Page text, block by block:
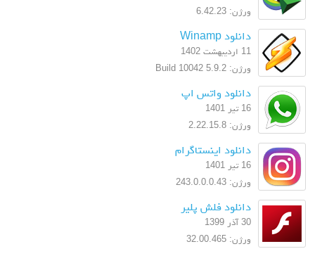
ورژن: 6.42.23
دانلود Winamp
11 اردیبهشت 1402
ورژن: 5.9.2 Build 10042
دانلود واتس اپ
16 تیر 1401
ورژن: 2.22.15.8
دانلود اینستاگرام
16 تیر 1401
ورژن: 243.0.0.0.43
دانلود فلش پلیر
30 آذر 1399
ورژن: 32.00.465